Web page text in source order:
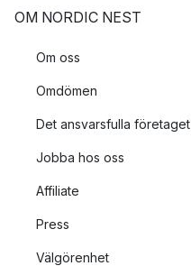
OM NORDIC NEST
Om oss
Omdömen
Det ansvarsfulla företaget
Jobba hos oss
Affiliate
Press
Välgörenhet